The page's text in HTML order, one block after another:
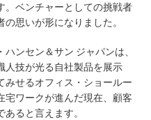
。ベンチャーとしての挑戦者
思いが形になりました。
ンセン＆サン ジャパンは、
人技が光る自社製品を展示
みせるオフィス・ショールー
宅ワークが進んだ現在、顧客
ると言えます。